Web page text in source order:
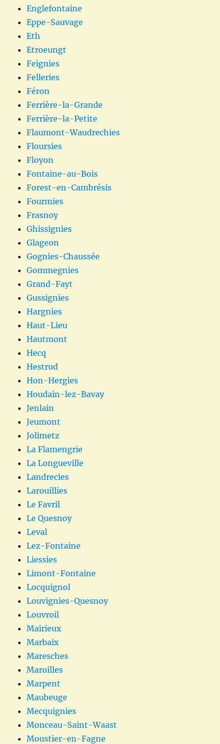
Englefontaine
Eppe-Sauvage
Eth
Etroeungt
Feignies
Felleries
Féron
Ferrière-la-Grande
Ferrière-la-Petite
Flaumont-Waudrechies
Floursies
Floyon
Fontaine-au-Bois
Forest-en-Cambrésis
Fourmies
Frasnoy
Ghissignies
Glageon
Gognies-Chaussée
Gommegnies
Grand-Fayt
Gussignies
Hargnies
Haut-Lieu
Hautmont
Hecq
Hestrud
Hon-Hergies
Houdain-lez-Bavay
Jenlain
Jeumont
Jolimetz
La Flamengrie
La Longueville
Landrecies
Larouillies
Le Favril
Le Quesnoy
Leval
Lez-Fontaine
Liessies
Limont-Fontaine
Locquignol
Louvignies-Quesnoy
Louvroil
Mairieux
Marbaix
Maresches
Maroilles
Marpent
Maubeuge
Mecquignies
Monceau-Saint-Waast
Moustier-en-Fagne